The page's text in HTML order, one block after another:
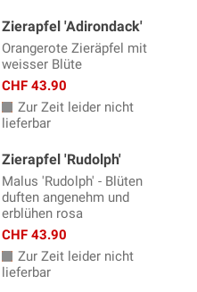
Zierapfel 'Adirondack'
Orangerote Zieräpfel mit
weisser Blüte
CHF 43.90
Zur Zeit leider nicht
lieferbar
Zierapfel 'Rudolph'
Malus 'Rudolph' - Blüten
duften angenehm und
erblühen rosa
CHF 43.90
Zur Zeit leider nicht
lieferbar